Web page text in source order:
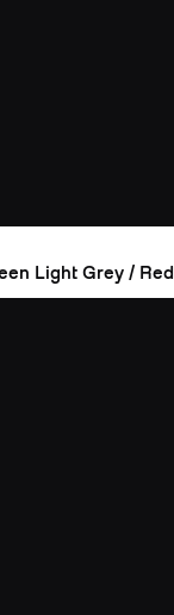
Light Grey / Red